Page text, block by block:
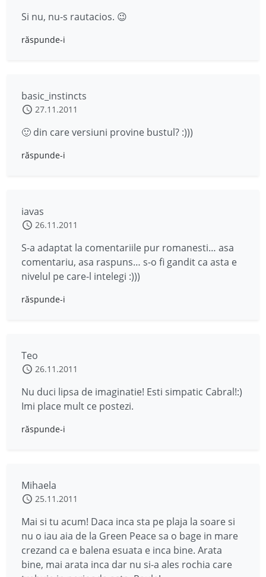
Si nu, nu-s rautacios. 😉
răspunde-i
basic_instincts
27.11.2011
🙂 din care versiuni provine bustul? :)))
răspunde-i
iavas
26.11.2011
S-a adaptat la comentariile pur romanesti… asa
comentariu, asa raspuns… s-o fi gandit ca asta e
nivelul pe care-l intelegi :)))
răspunde-i
Teo
26.11.2011
Nu duci lipsa de imaginatie! Esti simpatic Cabral!:)
Imi place mult ce postezi.
răspunde-i
Mihaela
25.11.2011
Mai si tu acum! Daca inca sta pe plaja la soare si
nu o iau aia de la Green Peace sa o bage in mare
crezand ca e balena esuata e inca bine. Arata
bine, mai arata inca dar nu si-a ales rochia care